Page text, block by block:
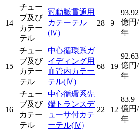
14
チュー
ブ及び
カテー
テル
冠動脈貫通用
カテーテル
(Ⅳ)
28 9
93.92
億円/
年
15
チュー
ブ及び
カテー
テル
中心循環系ガ
イディング用
血管内カテー
テル(Ⅳ)
68 19
92.63
億円/
年
16
チュー
ブ及び
カテー
テル
中心循環系先
端トランスデ
ューサ付カテ
ーテル(Ⅳ)
22 12
83.9
億円/
年